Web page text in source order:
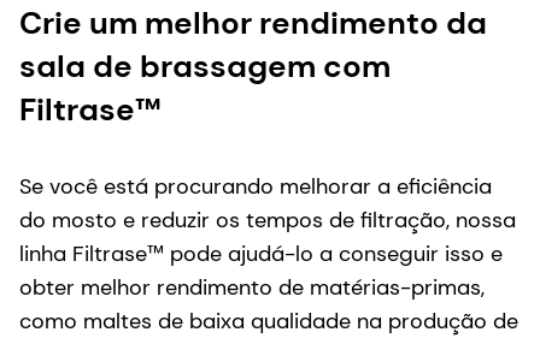
Crie um melhor rendimento da
sala de brassagem com
Filtrase™
Se você está procurando melhorar a eficiência
do mosto e reduzir os tempos de filtração, nossa
linha Filtrase™ pode ajudá-lo a conseguir isso e
obter melhor rendimento de matérias-primas,
como maltes de baixa qualidade na produção de